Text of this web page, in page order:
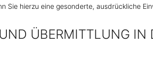
Sie hierzu eine gesonderte, ausdrückliche
ÜBERMITTLUNG IN